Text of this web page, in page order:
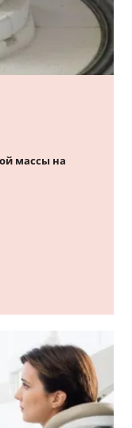
массы на